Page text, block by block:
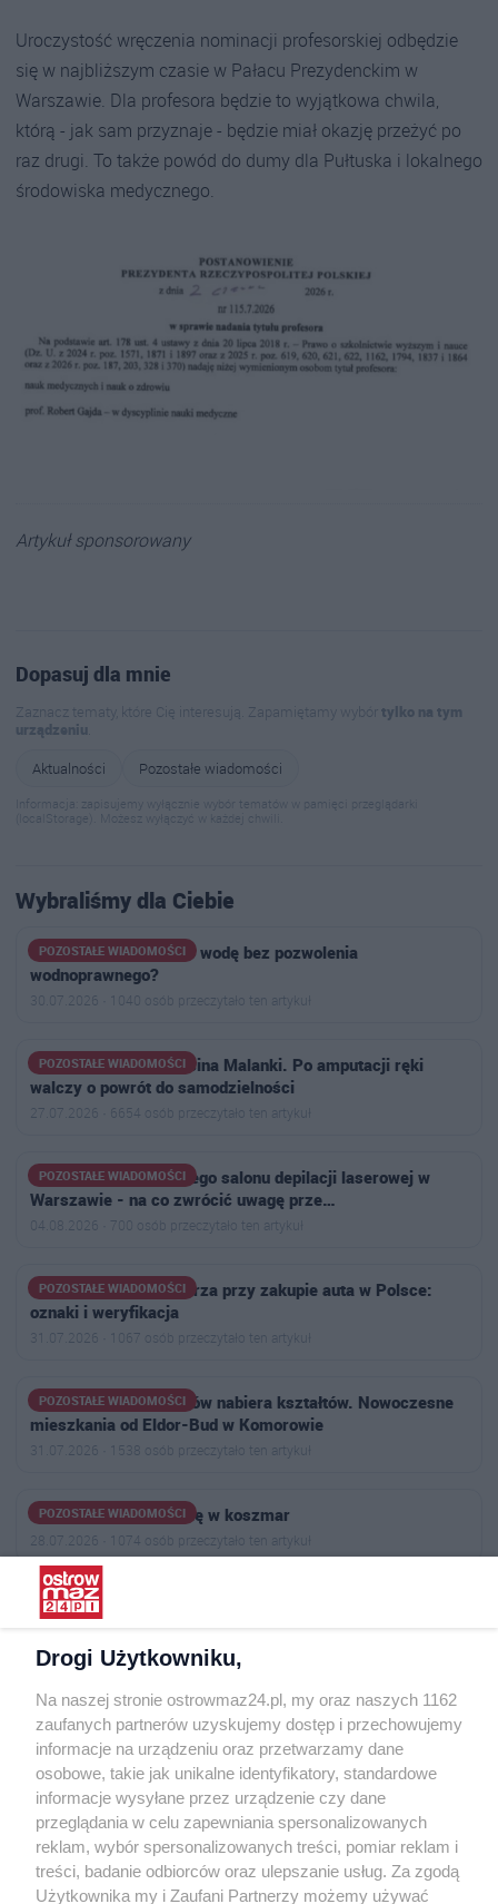
Uroczystość wręczenia nominacji profesorskiej odbędzie
się w najbliższym czasie w Pałacu Prezydenckim w
Warszawie. Dla profesora będzie to wyjątkowa chwila,
którą - jak sam przyznaje - będzie miał okazję przeżyć po
raz drugi. To także powód do dumy dla Pułtuska i lokalnego
środowiska medycznego.
Artykuł sponsorowany
Dopasuj dla mnie
Zaznacz tematy, które Cię interesują. Zapamiętamy wybórtylko na tym
urządzeniu.
Aktualności
Pozostałe wiadomości
Informacja: zapisujemy wyłącznie wybór tematów w pamięci przeglądarki
(localStorage). Możesz wyłączyć w każdej chwili.
Wybraliśmy dla Ciebie
POZOSTAŁE WIADOMOŚCI
Kiedy można pobierać wodę bez pozwolenia
wodnoprawnego?
30.07.2026 · 1040 osób przeczytało ten artykuł
POZOSTAŁE WIADOMOŚCI
Trwa zbiórka dla Marcina Malanki. Po amputacji ręki
walczy o powrót do samodzielności
27.07.2026 · 6654 osób przeczytało ten artykuł
POZOSTAŁE WIADOMOŚCI
TOP -7 cech najlepszego salonu depilacji laserowej w
Warszawie - na co zwrócić uwagę prze…
04.08.2026 · 700 osób przeczytało ten artykuł
POZOSTAŁE WIADOMOŚCI
Jak rozpoznać handlarza przy zakupie auta w Polsce:
oznaki i weryfikacja
31.07.2026 · 1067 osób przeczytało ten artykuł
POZOSTAŁE WIADOMOŚCI
Osiedle Aleja Bohaterów nabiera kształtów. Nowoczesne
mieszkania od Eldor-Bud w Komorowie
31.07.2026 · 1538 osób przeczytało ten artykuł
POZOSTAŁE WIADOMOŚCI
Kiedy lato zamienia się w koszmar
28.07.2026 · 1074 osób przeczytało ten artykuł
OSTROWMAZ24.PL
O nas
Usługi
Praca
Warunki korzystania
Polityka prywatności
Drogi Użytkowniku,
Na naszej stronie ostrowmaz24.pl, my oraz naszych 1162
zaufanych partnerów uzyskujemy dostęp i przechowujemy
informacje na urządzeniu oraz przetwarzamy dane
osobowe, takie jak unikalne identyfikatory, standardowe
informacje wysyłane przez urządzenie czy dane
przeglądania w celu zapewniania spersonalizowanych
reklam, wybór spersonalizowanych treści, pomiar reklam i
treści, badanie odbiorców oraz ulepszanie usług. Za zgodą
Użytkownika my i Zaufani Partnerzy możemy używać